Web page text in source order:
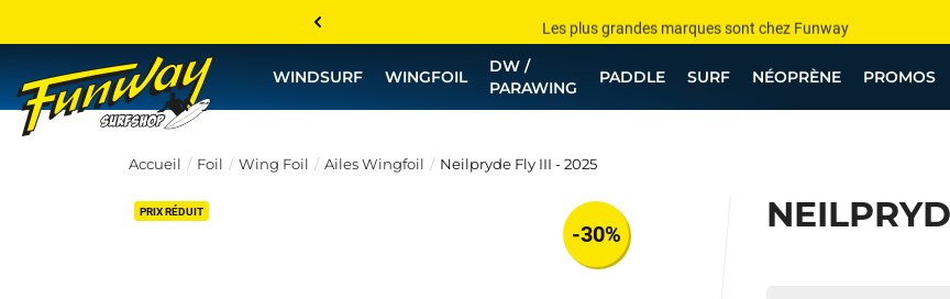
Les plus grandes marques sont chez Funway
Jusqu’à -75% de remise sur le windsurf, wingfoil, etc...
💰 Meilleur prix garanti — Moins cher ailleurs ? On s’aligne !
WINDSURF WINGFOIL
DW /
PARAWING
PADDLE SURF NÉOPRÈNE PROMOS
Accueil Foil Wing Foil Ailes Wingfoil Neilpryde Fly III - 2025
PRIX RÉDUIT
-30%